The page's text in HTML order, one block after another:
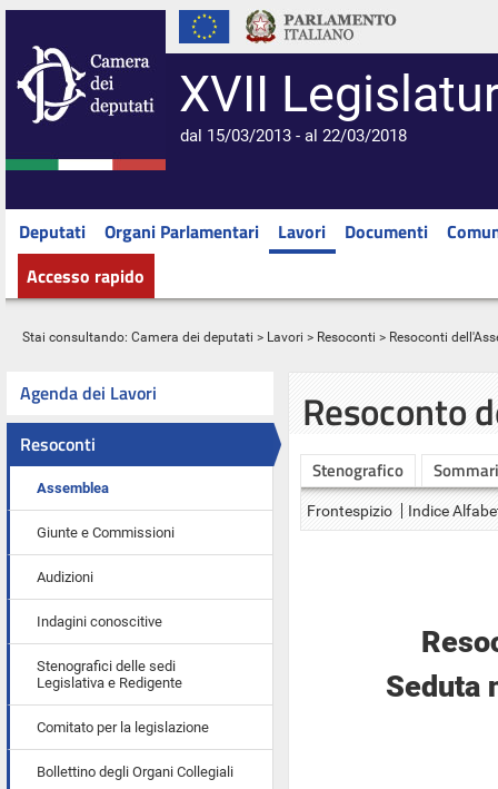
XVII
dal 15/03/2013 - al 22/03/2018
Deputati Organi Parlamentari Lavori Documenti
Accesso rapido
Stai consultando: Camera dei deputati > Lavori > Resoconti > Resoconti
Agenda dei Lavori
Resoconti
Assemblea
Giunte e Commissioni
Audizioni
Indagini conoscitive
Stenografici delle sedi
Legislativa e Redigente
Comitato per la legislazione
Bollettino degli Organi Collegiali
Resoconto
Stenografico
Frontespizio Indice
Seduta